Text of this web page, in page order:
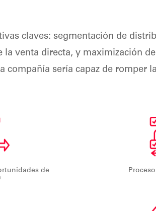
claves: segmentación de
venta directa, y maximización
sería capaz de romper
de